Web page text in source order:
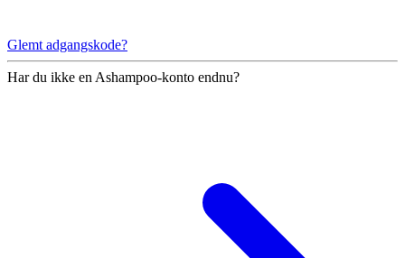
Glemt adgangskode?
Har du ikke en Ashampoo-konto endnu?